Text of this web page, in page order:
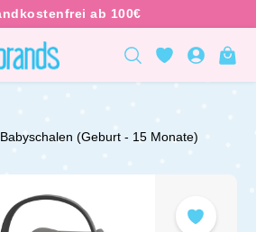
Babyschalen (Geburt - 15 Monate)